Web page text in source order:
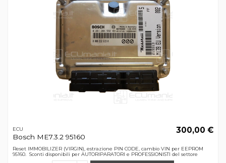
ECU
Bosch ME7.3.2 95160
300,00 €
Reset IMMOBILIZER (VIRGIN), estrazione PIN CODE, cambio VIN per EEPROM
95160. Sconti disponibili per AUTORIPARATORI e PROFESSIONISTI del settore